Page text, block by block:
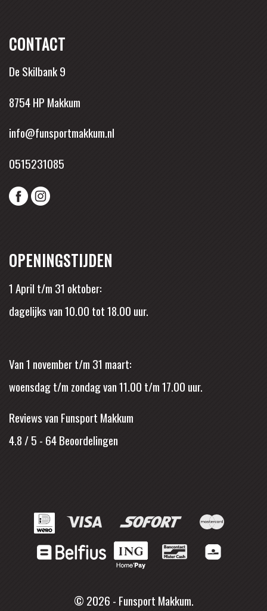
CONTACT
De Skilbank 9
8754 HP Makkum
info@funsportmakkum.nl
0515231085
OPENINGSTIJDEN
1 April t/m 31 oktober:
dagelijks van 10.00 tot 18.00 uur.
Van 1 november t/m 31 maart:
woensdag t/m zondag van 11.00 t/m 17.00 uur.
Reviews van Funsport Makkum
4.8 / 5 - 64Beoordelingen
© 2026 - Funsport Makkum.